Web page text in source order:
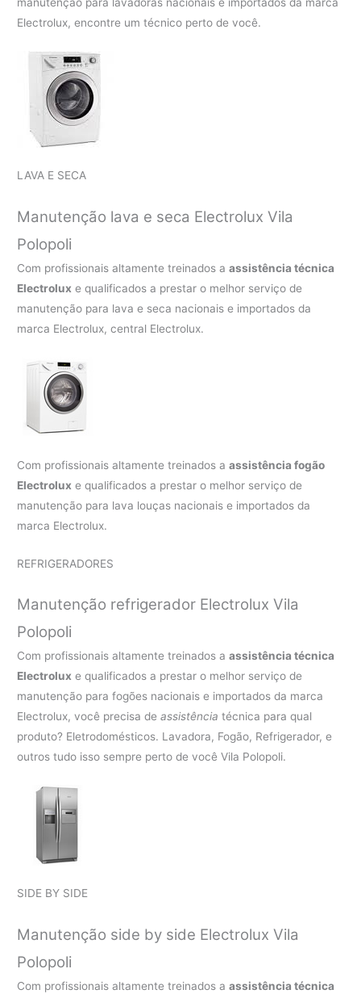
manutenção para lavadoras nacionais e importados da marca
Electrolux, encontre um técnico perto de você.
LAVA E SECA
Manutenção lava e seca Electrolux Vila
Polopoli
Com profissionais altamente treinados aassistência técnica
Electrolux e qualificados a prestar o melhor serviço de
manutenção para lava e seca nacionais e importados da
marca Electrolux, central Electrolux.
Com profissionais altamente treinados aassistência fogão
Electrolux e qualificados a prestar o melhor serviço de
manutenção para lava louças nacionais e importados da
marca Electrolux.
REFRIGERADORES
Manutenção refrigerador Electrolux Vila
Polopoli
Com profissionais altamente treinados aassistência técnica
Electrolux e qualificados a prestar o melhor serviço de
manutenção para fogões nacionais e importados da marca
Electrolux, você precisa deassistência técnica para qual
produto? Eletrodomésticos. Lavadora, Fogão, Refrigerador, e
outros tudo isso sempre perto de você Vila Polopoli.
SIDE BY SIDE
Manutenção side by side Electrolux Vila
Polopoli
Com profissionais altamente treinados aassistência técnica